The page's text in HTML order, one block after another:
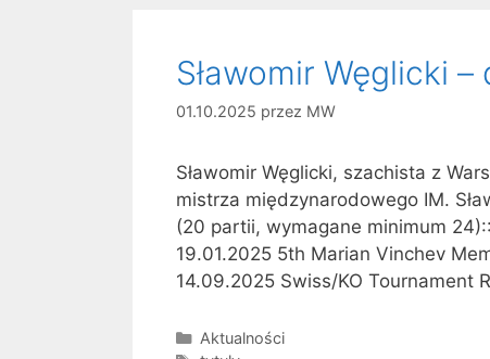
Sławomir Węglicki
01.10.2025 przez MW
Sławomir Węglicki, szachista z
mistrza międzynarodowego IM.
(20 partii, wymagane minimum
19.01.2025 5th Marian Vinchev
14.09.2025 Swiss/KO Tournament
Kategorie
Aktualności